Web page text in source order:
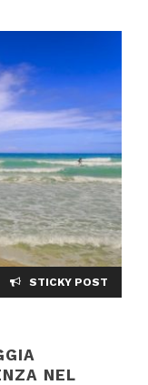
STICKY POST
NEL